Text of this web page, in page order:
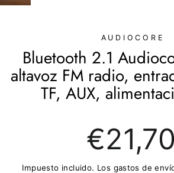
AUDIOCORE
Bluetooth 2.1
altavoz FM radio,
TF, AUX,
regular
€21,70
Impuesto incluido. Los gastos de